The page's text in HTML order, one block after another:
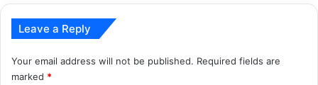
Leave a Reply
Your email address will not be published. Required fields are
marked *